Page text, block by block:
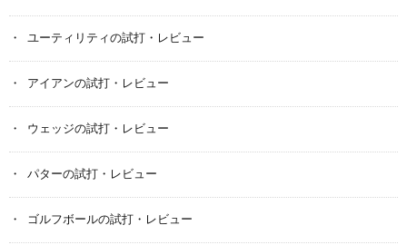
ユーティリティの試打・レビュー
アイアンの試打・レビュー
ウェッジの試打・レビュー
パターの試打・レビュー
ゴルフボールの試打・レビュー